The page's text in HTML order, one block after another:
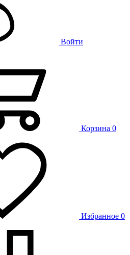
Войти
Корзина 0
Избранное 0